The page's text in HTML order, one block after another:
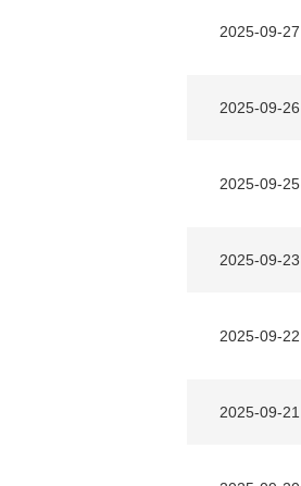
2025-09-27
2025-09-26
2025-09-25
2025-09-23
2025-09-22
2025-09-21